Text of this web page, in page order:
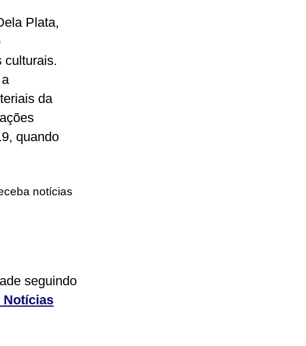
Plata,
culturais.
da
quando
notícias
seguindo
Notícias